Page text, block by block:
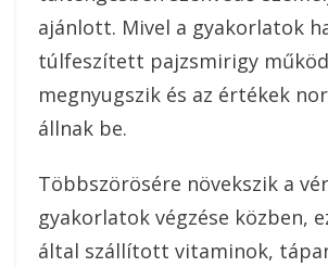
ajánlott. Mivel a gyakorlatok
túlfeszített pajzsmirigy
megnyugszik és az értékek
állnak be.
Többszörösére növekszik a
gyakorlatok végzése közben,
által szállított vitaminok,